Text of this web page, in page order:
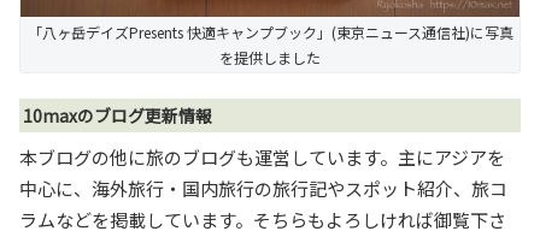
「八ヶ岳デイズPresents 快適キャンプブック」(東京ニュース通信社)に写真
を提供しました
10maxのブログ更新情報
本ブログの他に旅のブログも運営しています。主にアジアを
中心に、海外旅行・国内旅行の旅行記やスポット紹介、旅コ
ラムなどを掲載しています。そちらもよろしければ御覧下さ